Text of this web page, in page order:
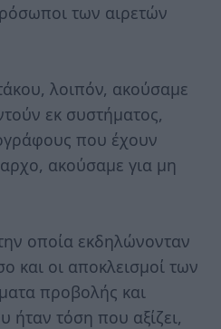
των αιρετών
λοιπόν, ακούσαμε
εκ συστήματος,
που έχουν
ακούσαμε για μη
οποία εκδηλώνονταν
και οι αποκλεισμοί των
προβολής και
τόση που αξίζει,